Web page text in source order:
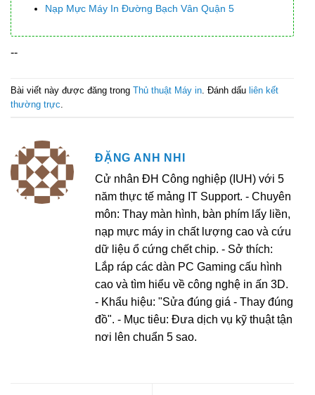
Nạp Mực Máy In Đường Bạch Vân Quận 5
--
Bài viết này được đăng trong Thủ thuật Máy in . Đánh dấu liên kết
thường trực
ĐẶNG ANH NHI
Cử nhân ĐH Công nghiệp (IUH) với 5
năm thực tế mảng IT Support. - Chuyên
môn: Thay màn hình, bàn phím lấy liền,
nạp mực máy in chất lượng cao và cứu
dữ liệu ổ cứng chết chip. - Sở thích:
Lắp ráp các dàn PC Gaming cấu hình
cao và tìm hiểu về công nghệ in ấn 3D.
- Khẩu hiệu: "Sửa đúng giá - Thay đúng
đồ". - Mục tiêu: Đưa dịch vụ kỹ thuật tận
nơi lên chuẩn 5 sao.